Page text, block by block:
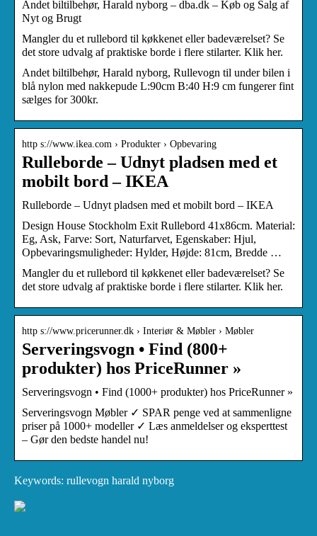
Andet biltilbehør, Harald nyborg – dba.dk – Køb og Salg af
Nyt og Brugt
Mangler du et rullebord til køkkenet eller badeværelset? Se
det store udvalg af praktiske borde i flere stilarter. Klik her.
Andet biltilbehør, Harald nyborg, Rullevogn til under bilen i
blå nylon med nakkepude L:90cm B:40 H:9 cm fungerer fint
sælges for 300kr.
http s://www.ikea.com › Produkter › Opbevaring
Rulleborde – Udnyt pladsen med et
mobilt bord – IKEA
Rulleborde – Udnyt pladsen med et mobilt bord – IKEA
Design House Stockholm Exit Rullebord 41x86cm. Material:
Eg, Ask, Farve: Sort, Naturfarvet, Egenskaber: Hjul,
Opbevaringsmuligheder: Hylder, Højde: 81cm, Bredde …
Mangler du et rullebord til køkkenet eller badeværelset? Se
det store udvalg af praktiske borde i flere stilarter. Klik her.
http s://www.pricerunner.dk › Interiør & Møbler › Møbler
Serveringsvogn • Find (800+
produkter) hos PriceRunner »
Serveringsvogn • Find (1000+ produkter) hos PriceRunner »
Serveringsvogn Møbler ✓ SPAR penge ved at sammenligne
priser på 1000+ modeller ✓ Læs anmeldelser og eksperttest
– Gør den bedste handel nu!
Keywords: rullevogn harald nyborg